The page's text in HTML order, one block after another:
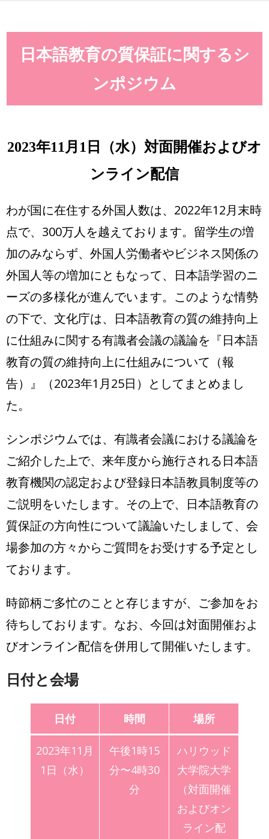
日本語教育の質保証に関するシ
ンポジウム
2023年11月1日（水）対面開催およびオ
ンライン配信
わが国に在住する外国人数は、2022年12月末時
点で、300万人を越えております。留学生の増
加のみならず、外国人労働者やビジネス関係の
外国人等の増加にともなって、日本語学習のニ
ーズの多様化が進んでいます。このような情勢
の下で、文化庁は、日本語教育の質の維持向上
に仕組みに関する有識者会議の議論を『日本語
教育の質の維持向上に仕組みについて（報
告）』（2023年1月25日）としてまとめまし
た。
シンポジウムでは、有識者会議における議論を
ご紹介した上で、来年度から施行される日本語
教育機関の認定および登録日本語教員制度等の
ご説明をいたします。その上で、日本語教育の
質保証の方向性について議論いたしまして、会
場参加の方々からご質問をお受けする予定とし
ております。
時節柄ご多忙のことと存じますが、ご参加をお
待ちしております。なお、今回は対面開催およ
びオンライン配信を併用して開催いたします。
日付と会場
日付 時間 場所
2023年11月
1日（水）
午後1時15
分〜4時30
分
ハリウッド
大学院大学
（対面開催
およびオン
ライン配